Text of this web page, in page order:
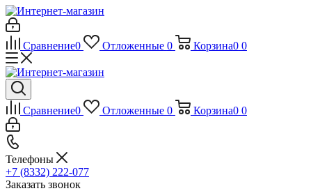
Сравнение0 Отложенные 0 Корзина0 0
Сравнение0 Отложенные 0 Корзина0 0
Телефоны
+7 (8332) 222-077
Заказать звонок